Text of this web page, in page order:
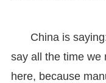
China is
say all the time we
here, because